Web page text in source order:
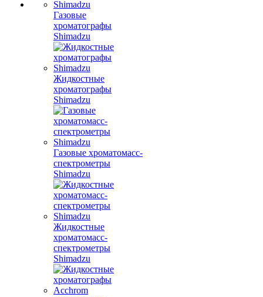
Газовые
хроматографы
Shimadzu
Жидкостные
хроматографы
Shimadzu
Газовые хроматомасс-
спектрометры
Shimadzu
Жидкостные
хроматомасс-
спектрометры
Shimadzu